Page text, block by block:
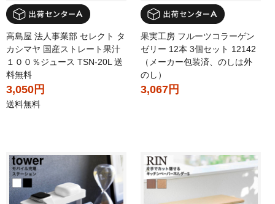
高島屋 法人事業部 セレクト タ
カシマヤ 国産ストレート果汁
１００％ジュース TSN-20L 送
料無料
3,050円
送料無料
果実工房 フルーツコラーゲン
ゼリー 12本 3個セット 12142
（メーカー包装済、のしは外
のし）
3,067円